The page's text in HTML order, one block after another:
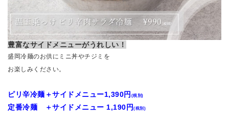
豊富なサイドメニューがうれしい！
盛岡冷麺のお供にミニ丼やチジミを
お楽しみください。
ピリ辛冷麺＋サイドメニュー1,390円 (税別)
定番冷麺 ＋サイドメニュー 1,190円 (税別)